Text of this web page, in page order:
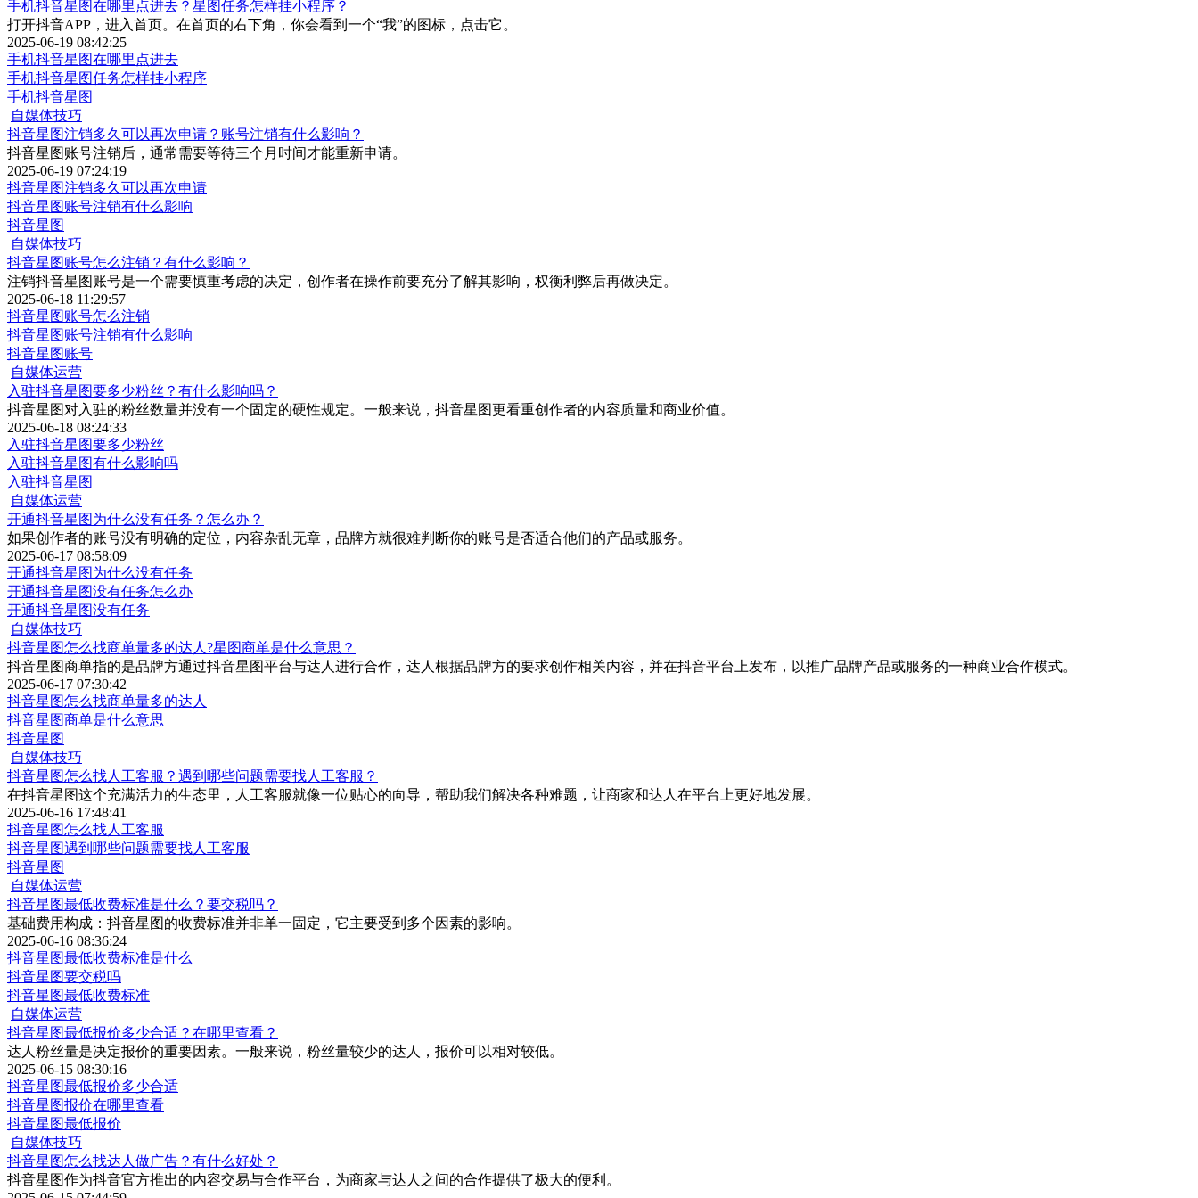
手机抖音星图在哪里点进去？星图任务怎样挂小程序？
打开抖音APP，进入首页。在首页的右下角，你会看到一个“我”的图标，点击它。
2025-06-19 08:42:25
手机抖音星图在哪里点进去
手机抖音星图任务怎样挂小程序
手机抖音星图
自媒体技巧
抖音星图注销多久可以再次申请？账号注销有什么影响？
抖音星图账号注销后，通常需要等待三个月时间才能重新申请。
2025-06-19 07:24:19
抖音星图注销多久可以再次申请
抖音星图账号注销有什么影响
抖音星图
自媒体技巧
抖音星图账号怎么注销？有什么影响？
注销抖音星图账号是一个需要慎重考虑的决定，创作者在操作前要充分了解其影响，权衡利弊后再做决定。
2025-06-18 11:29:57
抖音星图账号怎么注销
抖音星图账号注销有什么影响
抖音星图账号
自媒体运营
入驻抖音星图要多少粉丝？有什么影响吗？
抖音星图对入驻的粉丝数量并没有一个固定的硬性规定。一般来说，抖音星图更看重创作者的内容质量和商业价值。
2025-06-18 08:24:33
入驻抖音星图要多少粉丝
入驻抖音星图有什么影响吗
入驻抖音星图
自媒体运营
开通抖音星图为什么没有任务？怎么办？
如果创作者的账号没有明确的定位，内容杂乱无章，品牌方就很难判断你的账号是否适合他们的产品或服务。
2025-06-17 08:58:09
开通抖音星图为什么没有任务
开通抖音星图没有任务怎么办
开通抖音星图没有任务
自媒体技巧
抖音星图怎么找商单量多的达人?星图商单是什么意思？
抖音星图商单指的是品牌方通过抖音星图平台与达人进行合作，达人根据品牌方的要求创作相关内容，并在抖音平台上发布，以推广品牌产品或服务的一种商业合作模式。
2025-06-17 07:30:42
抖音星图怎么找商单量多的达人
抖音星图商单是什么意思
抖音星图
自媒体技巧
抖音星图怎么找人工客服？遇到哪些问题需要找人工客服？
在抖音星图这个充满活力的生态里，人工客服就像一位贴心的向导，帮助我们解决各种难题，让商家和达人在平台上更好地发展。
2025-06-16 17:48:41
抖音星图怎么找人工客服
抖音星图遇到哪些问题需要找人工客服
抖音星图
自媒体运营
抖音星图最低收费标准是什么？要交税吗？
基础费用构成：抖音星图的收费标准并非单一固定，它主要受到多个因素的影响。
2025-06-16 08:36:24
抖音星图最低收费标准是什么
抖音星图要交税吗
抖音星图最低收费标准
自媒体运营
抖音星图最低报价多少合适？在哪里查看？
达人粉丝量是决定报价的重要因素。一般来说，粉丝量较少的达人，报价可以相对较低。
2025-06-15 08:30:16
抖音星图最低报价多少合适
抖音星图报价在哪里查看
抖音星图最低报价
自媒体技巧
抖音星图怎么找达人做广告？有什么好处？
抖音星图作为抖音官方推出的内容交易与合作平台，为商家与达人之间的合作提供了极大的便利。